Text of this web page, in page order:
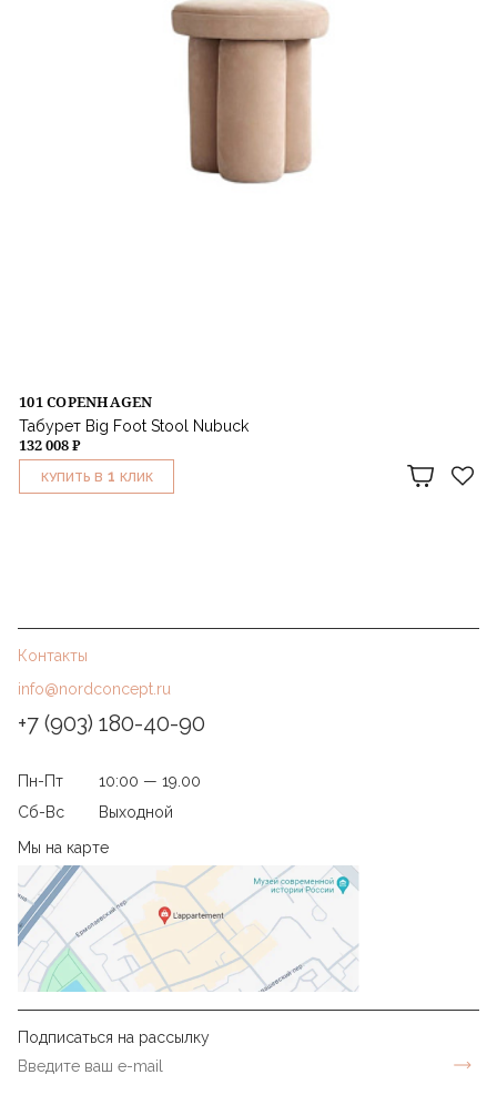
101 COPENHAGEN
Табурет Big Foot Stool Nubuck
132 008 ₽
КУПИТЬ В 1 КЛИК
Контакты
info@nordconcept.ru
+7 (903) 180-40-90
Пн-Пт
10:00 — 19.00
Сб-Вс
Выходной
Мы на карте
Подписаться на рассылку